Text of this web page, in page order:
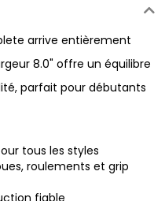
arrive entièrement
8.0" offre un équilibre
parfait pour débutants
tous les styles
roulements et grip